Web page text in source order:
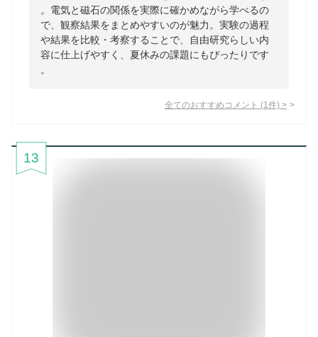
。電気と磁石の関係を実際に確かめながら学べるの
で、観察結果をまとめやすいのが魅力。実験の過程
や結果を比較・考察することで、自由研究らしい内
容に仕上げやすく、夏休みの課題にもぴったりです
。
全てのおすすめコメント (1 件) >
13